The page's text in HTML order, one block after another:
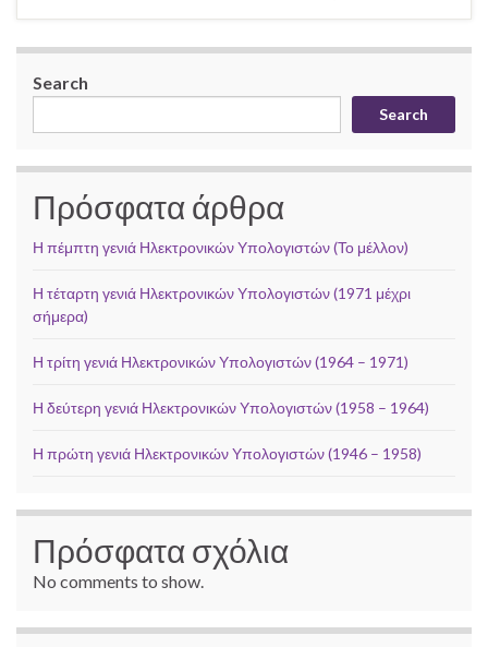
Search
Search
Πρόσφατα άρθρα
Η πέμπτη γενιά Ηλεκτρονικών Υπολογιστών (Το μέλλον)
Η τέταρτη γενιά Ηλεκτρονικών Υπολογιστών (1971 μέχρι
σήμερα)
Η τρίτη γενιά Ηλεκτρονικών Υπολογιστών (1964 – 1971)
Η δεύτερη γενιά Ηλεκτρονικών Υπολογιστών (1958 – 1964)
Η πρώτη γενιά Ηλεκτρονικών Υπολογιστών (1946 – 1958)
Πρόσφατα σχόλια
No comments to show.